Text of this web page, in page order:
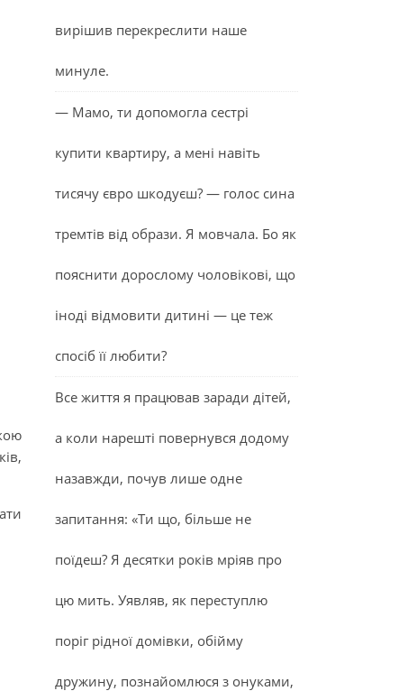
вирішив перекреслити наше
минуле.
— Мамо, ти допомогла сестрі
купити квартиру, а мені навіть
тисячу євро шкодуєш? — голос сина
тремтів від образи. Я мовчала. Бо як
пояснити дорослому чоловікові, що
іноді відмовити дитині — це теж
спосіб її любити?
Все життя я працював заради дітей,
а коли нарешті повернувся додому
назавжди, почув лише одне
запитання: «Ти що, більше не
поїдеш? Я десятки років мріяв про
цю мить. Уявляв, як переступлю
поріг рідної домівки, обійму
дружину, познайомлюся з онуками,